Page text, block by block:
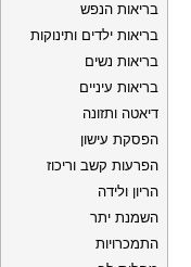
בריאות הנפש
בריאות ילדים ותינוקות
בריאות נשים
בריאות עיניים
דיאטה ותזונה
הפסקת עישון
הפרעות קשב וריכוז
הריון ולידה
השמנת יתר
התמכרויות